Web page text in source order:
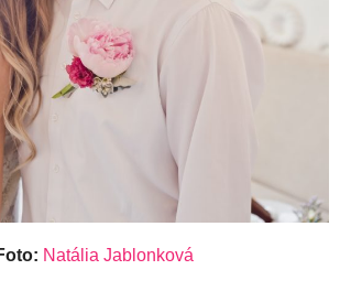
Natália Jablonková